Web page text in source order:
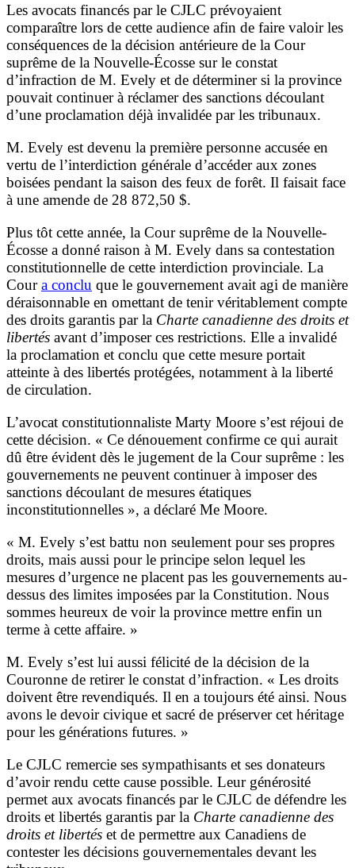
Les avocats financés par le CJLC prévoyaient
comparaître lors de cette audience afin de faire valoir les
conséquences de la décision antérieure de la Cour
suprême de la Nouvelle-Écosse sur le constat
d’infraction de M. Evely et de déterminer si la province
pouvait continuer à réclamer des sanctions découlant
d’une proclamation déjà invalidée par les tribunaux.
M. Evely est devenu la première personne accusée en
vertu de l’interdiction générale d’accéder aux zones
boisées pendant la saison des feux de forêt. Il faisait face
à une amende de 28 872,50 $.
Plus tôt cette année, la Cour suprême de la Nouvelle-
Écosse a donné raison à M. Evely dans sa contestation
constitutionnelle de cette interdiction provinciale. La
Coura conclu que le gouvernement avait agi de manière
déraisonnable en omettant de tenir véritablement compte
des droits garantis par la Charte canadienne des droits et
libertés avant d’imposer ces restrictions. Elle a invalidé
la proclamation et conclu que cette mesure portait
atteinte à des libertés protégées, notamment à la liberté
de circulation.
L’avocat constitutionnaliste Marty Moore s’est réjoui de
cette décision. « Ce dénouement confirme ce qui aurait
dû être évident dès le jugement de la Cour suprême : les
gouvernements ne peuvent continuer à imposer des
sanctions découlant de mesures étatiques
inconstitutionnelles », a déclaré Me Moore.
« M. Evely s’est battu non seulement pour ses propres
droits, mais aussi pour le principe selon lequel les
mesures d’urgence ne placent pas les gouvernements au-
dessus des limites imposées par la Constitution. Nous
sommes heureux de voir la province mettre enfin un
terme à cette affaire. »
M. Evely s’est lui aussi félicité de la décision de la
Couronne de retirer le constat d’infraction. « Les droits
doivent être revendiqués. Il en a toujours été ainsi. Nous
avons le devoir civique et sacré de préserver cet héritage
pour les générations futures. »
Le CJLC remercie ses sympathisants et ses donateurs
d’avoir rendu cette cause possible. Leur générosité
permet aux avocats financés par le CJLC de défendre les
droits et libertés garantis par la Charte canadienne des
droits et libertés et de permettre aux Canadiens de
contester les décisions gouvernementales devant les